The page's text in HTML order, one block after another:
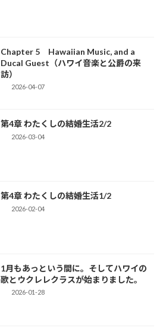
Chapter 5 Hawaiian Music, and a
Ducal Guest（ハワイ音楽と公爵の来
訪）
2026-04-07
第4章 わたくしの結婚生活2/2
2026-03-04
第4章 わたくしの結婚生活1/2
2026-02-04
1月もあっという間に。そしてハワイの
歌とウクレレクラスが始まりました。
2026-01-28